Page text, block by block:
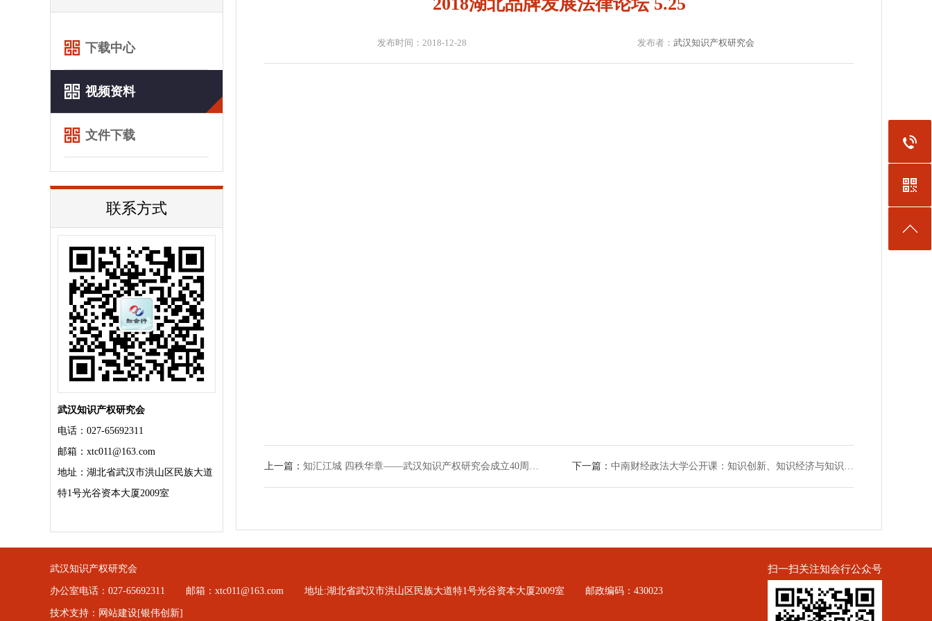
下载中心
视频资料
文件下载
联系方式
武汉知识产权研究会
电话：027-65692311
邮箱：xtc011@163.com
地址：湖北省武汉市洪山区民族大道
特1号光谷资本大厦2009室
发布时间：2018-12-28 发布者： 武汉知识产权研究会
上一篇： 知汇江城 四秩华章——武汉知识产权研究会成立40周… 下一篇： 中南财经政法大学公开课：知识创新、知识经济与知识…
武汉知识产权研究会
办公室电话：027-65692311 邮箱：xtc011@163.com 地址:湖北省武汉市洪山区民族大道特1号光谷资本大厦2009室 邮政编码：430023
技术支持： 网站建设[银伟创新]
扫一扫关注知会行公众号